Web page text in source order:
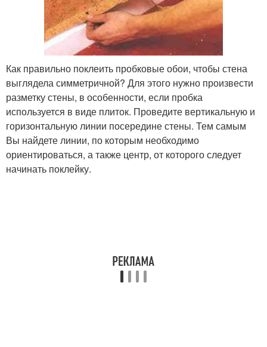
Как правильно поклеить пробковые обои, чтобы стена
выглядела симметричной? Для этого нужно произвести
разметку стены, в особенности, если пробка
используется в виде плиток. Проведите вертикальную и
горизонтальную линии посередине стены. Тем самым
Вы найдете линии, по которым необходимо
ориентироваться, а также центр, от которого следует
начинать поклейку.